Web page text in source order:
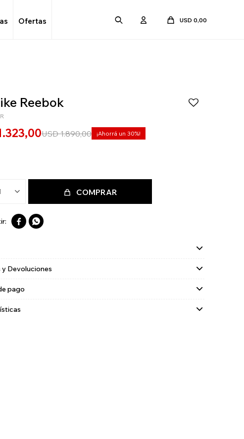
Ofertas USD 0,00
Reebok
USD 1.890,00 30
COMPRAR
 
y Devoluciones
pago